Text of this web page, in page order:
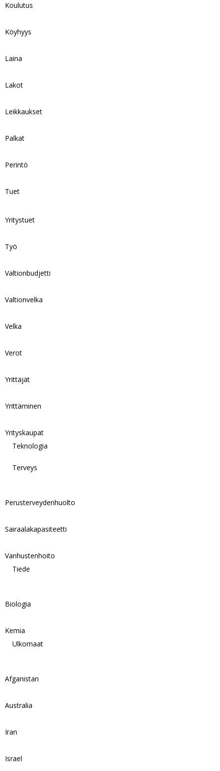
Koulutus
Köyhyys
Laina
Lakot
Leikkaukset
Palkat
Perintö
Tuet
Yritystuet
Työ
Valtionbudjetti
Valtionvelka
Velka
Verot
Yrittäjät
Yrittäminen
Yrityskaupat
Teknologia
Terveys
Perusterveydenhuolto
Sairaalakapasiteetti
Vanhustenhoito
Tiede
Biologia
Kemia
Ulkomaat
Afganistan
Australia
Iran
Israel